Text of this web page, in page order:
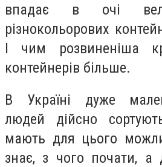
впадає в очі
різнокольорових
І чим розвиненіша
контейнерів більше.
В Україні дуже
людей дійсно
мають для цього
знає, з чого почати, а